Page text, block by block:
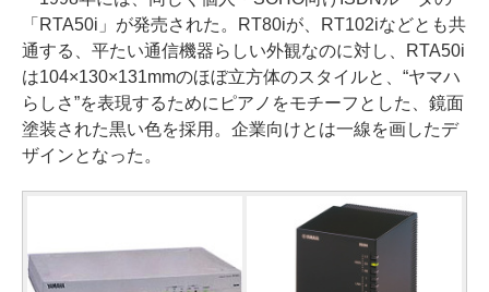
「RTA50i」が発売された。RT80iが、RT102iなどとも共
通する、平たい通信機器らしい外観なのに対し、RTA50i
は104×130×131mmのほぼ立方体のスタイルと、“ヤマハ
らしさ”を表現するためにピアノをモチーフとした、鏡面
塗装された黒い色を採用。企業向けとは一線を画したデ
ザインとなった。